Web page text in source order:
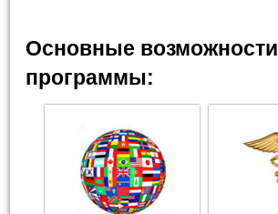
Основные возможности
программы: